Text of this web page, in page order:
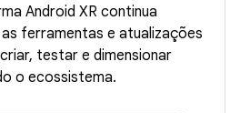
Android XR continua
ferramentas e atualizações
testar e dimensionar
o ecossistema.